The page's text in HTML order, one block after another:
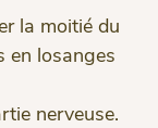
la moitié du
en losanges
nerveuse.